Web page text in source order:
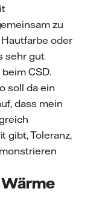
zu
oder
sehr gut
CSD.
soll da ein
dass mein
gibt, Toleranz,
Wärme